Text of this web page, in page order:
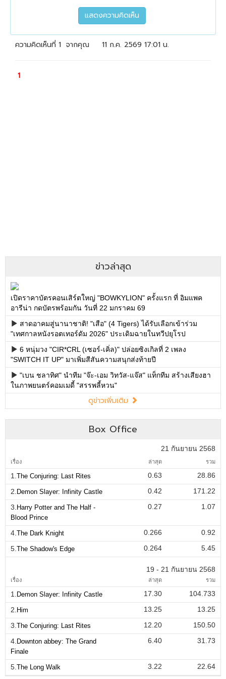
ข่าวล่าสุด
เปิดราคาบัตรคอนเสิร์ตใหญ่ "BOWKYLION" ครั้งแรก ที่ อิมแพค
อารีน่า กดบัตรพร้อมกัน วันที่ 22 มกราคม 69
สาดอาคมสู่นานาชาติ! "เสือ" (4 Tigers) ได้รับเลือกเข้าร่วม
"เทศกาลหนังรอตเทอร์ดัม 2026" ประเดิมฉายในทวีปยุโรป
6 หนุ่มวง "CIR*CRL (เซอร์-เคิ่ล)" ปล่อยซิงเกิลที่ 2 เพลง
"SWITCH IT UP" มาเพิ่มสีสันความสนุกส่งท้ายปี
"เบน ชลาทิศ" นำทีม "จ๊ะ-เอม วิทวัส-แจ๊ส" แท็กทีม สร้างเสียงฮา
ในภาพยนตร์คอมเมดี้ "สรรพลี้หวน"
ดูข่าวเพิ่มเติม
Box Office
21 กันยายน 2568
เรื่อง ล่าสุด รวม
1. The Conjuring: Last Rites 0.63
28.86
2. Demon Slayer: Infinity Castle 0.42
171.22
3. Harry Potter and The Half -
Blood Prince
0.27 1.07
4. The Dark Knight 0.266
0.92
5. The Shadow's Edge 0.264 5.45
19 - 21 กันยายน 2568
เรื่อง ล่าสุด รวม
1. Demon Slayer: Infinity Castle 17.30
104.733
2. Him 13.25
13.25
3. The Conjuring: Last Rites 12.20
150.50
4. Downton abbey: The Grand
Finale
6.40 31.73
5. The Long Walk 3.22 22.64